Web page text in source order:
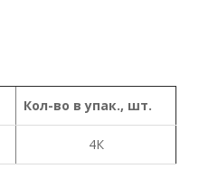
Кол-во в упак., шт.
4К